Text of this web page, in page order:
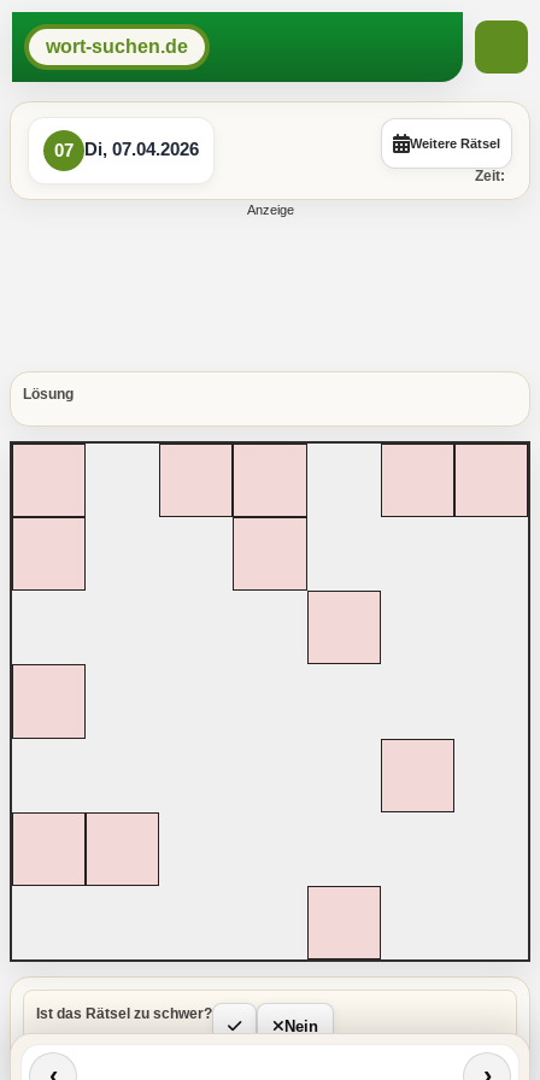
wort-suchen.de
07 Di, 07.04.2026 Weitere Rätsel
Zeit:
Lösung
Ist das Rätsel zu schwer?
Nein